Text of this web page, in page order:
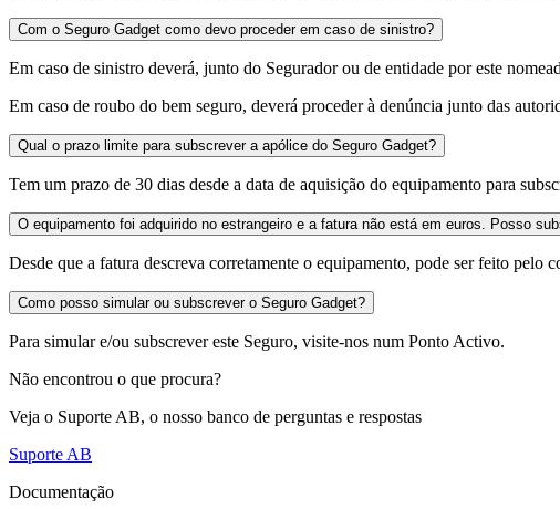
Com o Seguro Gadget como devo proceder em caso de sinistro?
Em caso de sinistro deverá, junto do Segurador ou de entidade por este
Em caso de roubo do bem seguro, deverá proceder à denúncia junto das
Qual o prazo limite para subscrever a apólice do Seguro Gadget?
Tem um prazo de 30 dias desde a data de aquisição do equipamento para
O equipamento foi adquirido no estrangeiro e a fatura não está em euros. Posso
Desde que a fatura descreva corretamente o equipamento, pode ser feito
Como posso simular ou subscrever o Seguro Gadget?
Para simular e/ou subscrever este Seguro, visite-nos num Ponto Activo.
Não encontrou o que procura?
Veja o Suporte AB, o nosso banco de perguntas e respostas
Suporte AB
Documentação